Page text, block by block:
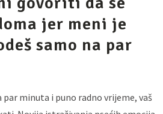
jer meni je
samo na par
minuta i puno radno vrijeme, vaš